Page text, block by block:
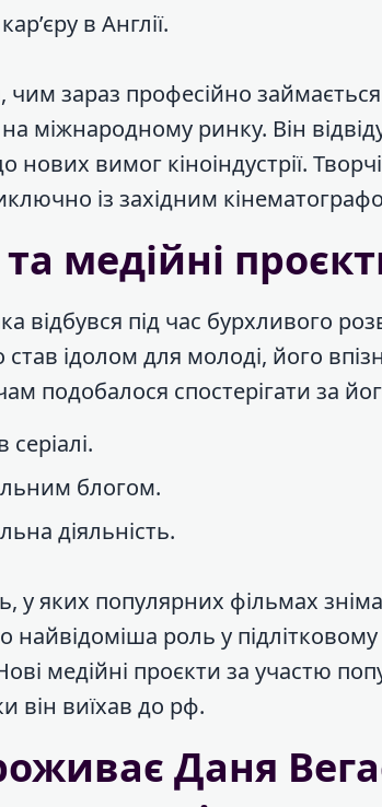
в Англії.
чим зараз професійно
міжнародному ринку. Він
нових вимог кіноіндустрії.
із західним
та медійні
відбувся під час бурхливого
став ідолом для молоді, його
подобалося спостерігати за
блогом.
діяльність.
у яких популярних фільмах
роль у
медійні проєкти за участю
він виїхав до рф.
Даня